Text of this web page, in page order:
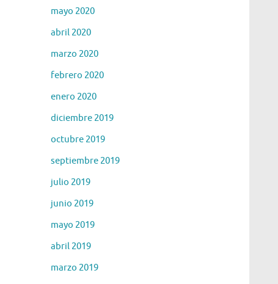
mayo 2020
abril 2020
marzo 2020
febrero 2020
enero 2020
diciembre 2019
octubre 2019
septiembre 2019
julio 2019
junio 2019
mayo 2019
abril 2019
marzo 2019